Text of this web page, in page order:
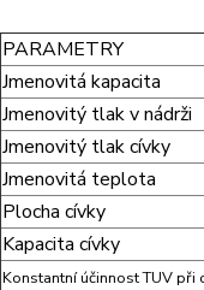
PARAMETRY
Jmenovitá kapacita
Jmenovitý tlak v nádrži
Jmenovitý tlak cívky
Jmenovitá teplota
Plocha cívky
Kapacita cívky
Konstantní účinnost TUV při